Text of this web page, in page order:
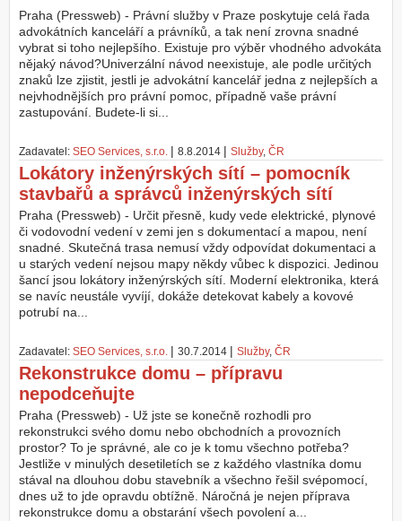
Praha (Pressweb) - Právní služby v Praze poskytuje celá řada
advokátních kanceláří a právníků, a tak není zrovna snadné
vybrat si toho nejlepšího. Existuje pro výběr vhodného advokáta
nějaký návod?Univerzální návod neexistuje, ale podle určitých
znaků lze zjistit, jestli je advokátní kancelář jedna z nejlepších a
nejvhodnějších pro právní pomoc, případně vaše právní
zastupování. Budete-li si...
Zadavatel: SEO Services, s.r.o. | 8.8.2014 | Služby, ČR
Lokátory inženýrských sítí – pomocník
stavbařů a správců inženýrských sítí
Praha (Pressweb) - Určit přesně, kudy vede elektrické, plynové
či vodovodní vedení v zemi jen s dokumentací a mapou, není
snadné. Skutečná trasa nemusí vždy odpovídat dokumentaci a
u starých vedení nejsou mapy někdy vůbec k dispozici. Jedinou
šancí jsou lokátory inženýrských sítí. Moderní elektronika, která
se navíc neustále vyvíjí, dokáže detekovat kabely a kovové
potrubí na...
Zadavatel: SEO Services, s.r.o. | 30.7.2014 | Služby, ČR
Rekonstrukce domu – přípravu
nepodceňujte
Praha (Pressweb) - Už jste se konečně rozhodli pro
rekonstrukci svého domu nebo obchodních a provozních
prostor? To je správné, ale co je k tomu všechno potřeba?
Jestliže v minulých desetiletích se z každého vlastníka domu
stával na dlouhou dobu stavebník a všechno řešil svépomocí,
dnes už to jde opravdu obtížně. Náročná je nejen příprava
rekonstrukce domu a obstarání všech povolení a...